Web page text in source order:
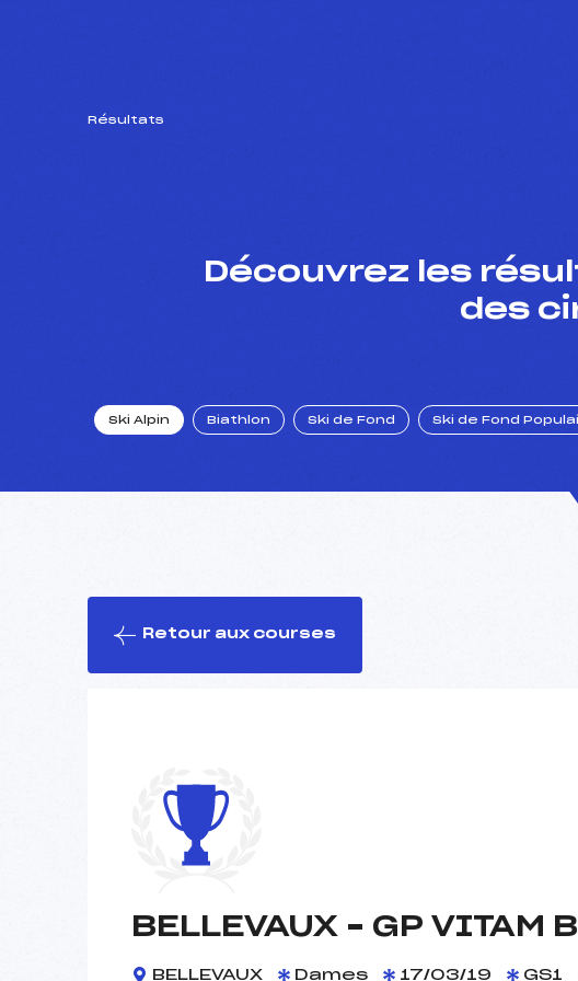
Résultats
Découvrez les
des
Ski Alpin Biathlon Ski de Fond Ski de Fond
Retour aux courses
BELLEVAUX – GP VITAM
BELLEVAUX Dames 17/03/19 GS1